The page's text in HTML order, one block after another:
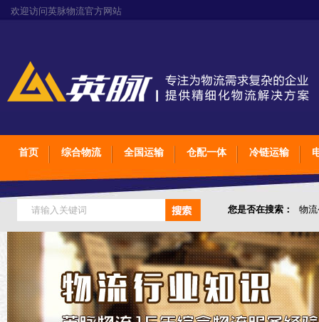
欢迎访问英脉物流官方网站
首页 综合物流 全国运输 仓配一体 冷链运输
您是否在搜索： 物
仓储综合专业定制物